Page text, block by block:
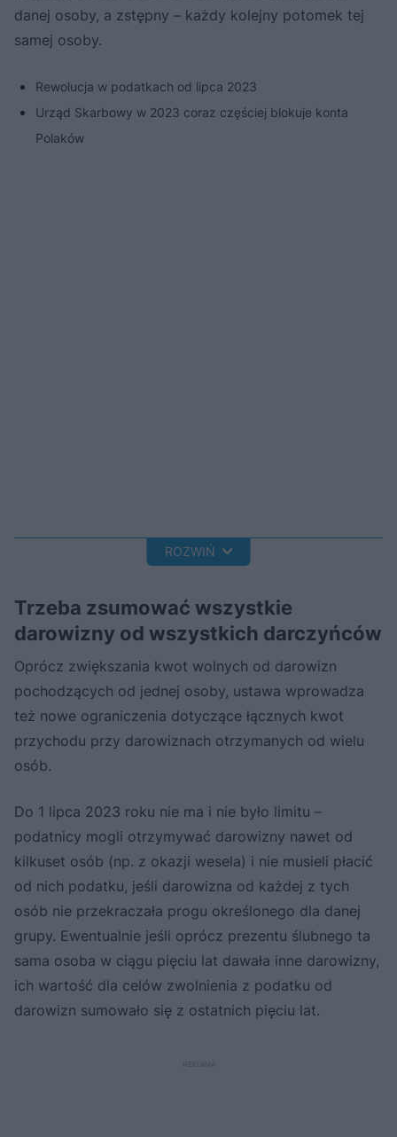
danej osoby, a zstępny – każdy kolejny potomek tej
samej osoby.
Rewolucja w podatkach od lipca 2023
Urząd Skarbowy w 2023 coraz częściej blokuje konta
Polaków
ROZWIŃ
Trzeba zsumować wszystkie
darowizny od wszystkich darczyńców
Oprócz zwiększania kwot wolnych od darowizn
pochodzących od jednej osoby, ustawa wprowadza
też nowe ograniczenia dotyczące łącznych kwot
przychodu przy darowiznach otrzymanych od wielu
osób.
Do 1 lipca 2023 roku nie ma i nie było limitu –
podatnicy mogli otrzymywać darowizny nawet od
kilkuset osób (np. z okazji wesela) i nie musieli płacić
od nich podatku, jeśli darowizna od każdej z tych
osób nie przekraczała progu określonego dla danej
grupy. Ewentualnie jeśli oprócz prezentu ślubnego ta
sama osoba w ciągu pięciu lat dawała inne darowizny,
ich wartość dla celów zwolnienia z podatku od
darowizn sumowało się z ostatnich pięciu lat.